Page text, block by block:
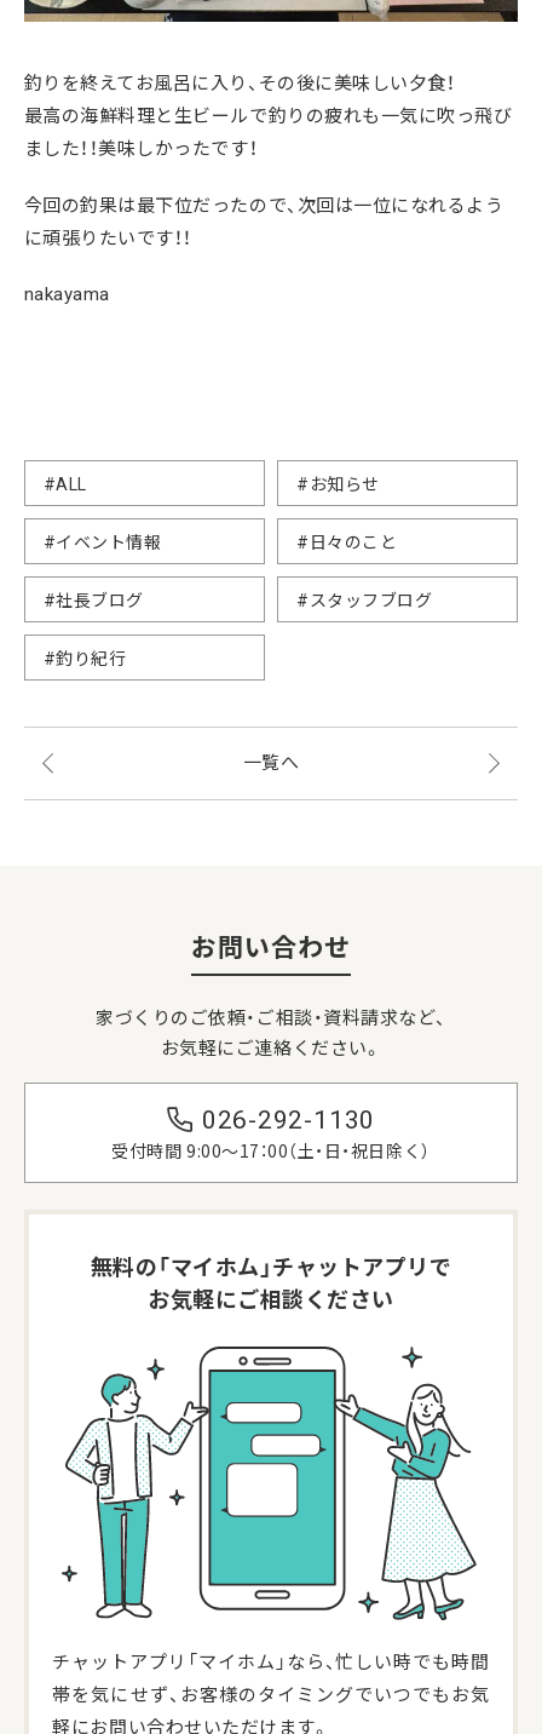
釣りを終えてお風呂に入り、その後に美味しい夕食！
最高の海鮮料理と生ビールで釣りの疲れも一気に吹っ飛び
ました！！美味しかったです！
今回の釣果は最下位だったので、次回は一位になれるよう
に頑張りたいです！！
nakayama
#ALL #お知らせ
#イベント情報 #日々のこと
#社長ブログ #スタッフブログ
#釣り紀行
一覧へ
お問い合わせ
家づくりのご依頼・ご相談・資料請求など、
お気軽にご連絡ください。
026-292-1130
受付時間 9:00〜17：00（土・日・祝日除く）
無料の「マイホム」チャットアプリで
お気軽にご相談ください
チャットアプリ「マイホム」なら、忙しい時でも時間
帯を気にせず、お客様のタイミングでいつでもお気
軽にお問い合わせいただけます。